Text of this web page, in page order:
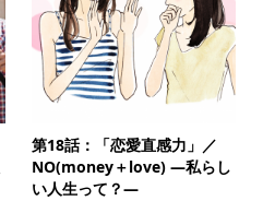
第18話：「恋愛直感力」／
NO(money＋love) —私らし
い人生って？—